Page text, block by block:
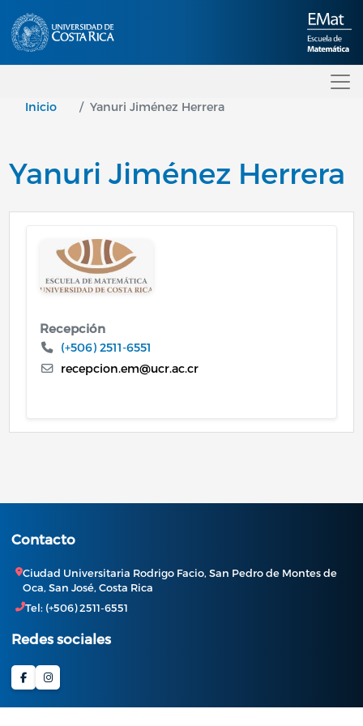
Inicio Yanuri Jiménez Herrera
Yanuri Jiménez Herrera
Image
Recepción
(+506) 2511-6551
recepcion.em@ucr.ac.cr
Contacto
Ciudad Universitaria Rodrigo Facio, San Pedro de Montes de
Oca, San José, Costa Rica
Tel: (+506) 2511-6551
Redes sociales